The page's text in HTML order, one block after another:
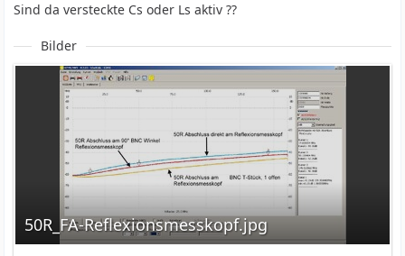
Sind da versteckte Cs oder Ls aktiv ??
Bilder
50R_FA-Reflexionsmesskopf.jpg